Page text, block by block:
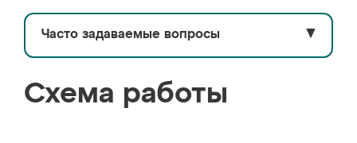
Часто задаваемые вопросы ▼
Схема работы